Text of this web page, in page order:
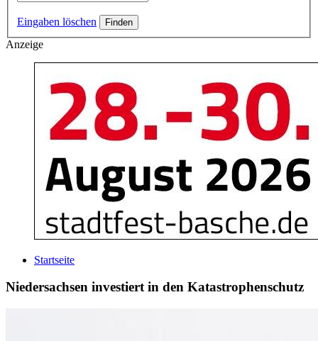
Eingaben löschen
Anzeige
Startseite
Niedersachsen investiert in den Katastrophenschutz